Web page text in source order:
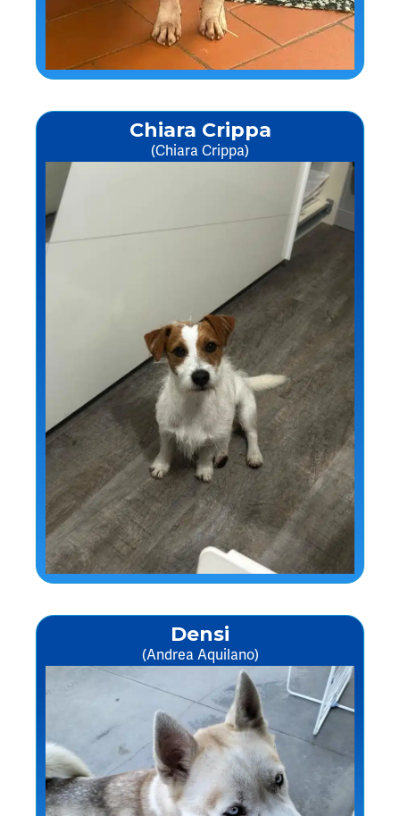
Chiara Crippa
(Chiara Crippa)
Densi
(Andrea Aquilano)